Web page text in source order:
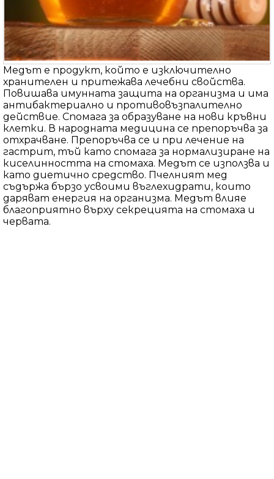
Медът е продукт, който е изключително
хранителен и притежава лечебни свойства.
Повишава имунната защита на организма и има
антибактериално и противовъзпалително
действие. Спомага за образуване на нови кръвни
клетки. В народната медицина се препоръчва за
отхрачване. Препоръчва се и при лечение на
гастрит, тъй като спомага за нормализиране на
киселинността на стомаха. Медът се използва и
като диетично средство. Пчелният мед
съдържа бързо усвоими въглехидрати, които
даряват енергия на организма. Медът влияе
благоприятно върху секрецията на стомаха и
червата.